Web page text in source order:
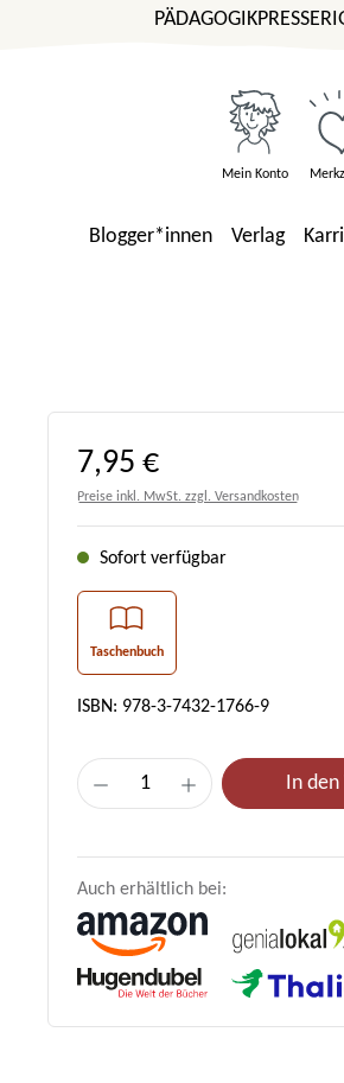
PÄDAGOGIKPRESSE
Mein Konto
Blogger*innen Verlag
Regulärer Preis:
7,95 €
Preise inkl. MwSt. zzgl. Versandkosten
Sofort verfügbar
Taschenbuch
ISBN: 978-3-7432-1766-9
Produkt Anzahl: Gib
In
Auch erhältlich bei: